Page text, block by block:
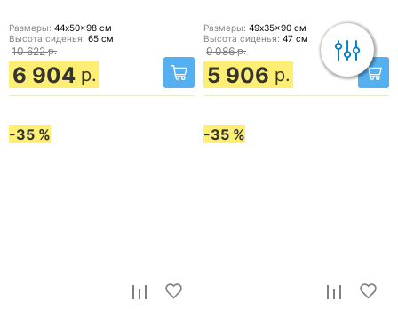
Размеры: 44x50x98 см
Высота сиденья: 65 см
10 622 р.
6 904 р.
Размеры: 49x35x90 см
Высота сиденья: 47 см
9 086 р.
5 906 р.
-35 % -35 %